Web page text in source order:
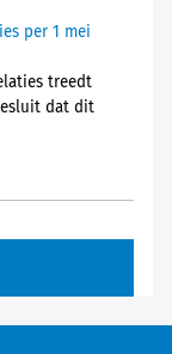
per 1 mei
treedt
dat dit